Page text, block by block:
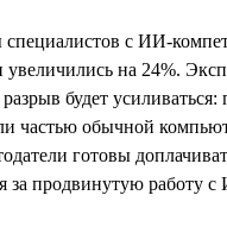
с ИИ-
увеличились на 24%.
будет усиливаться:
частью обычной
готовы
за продвинутую работу с